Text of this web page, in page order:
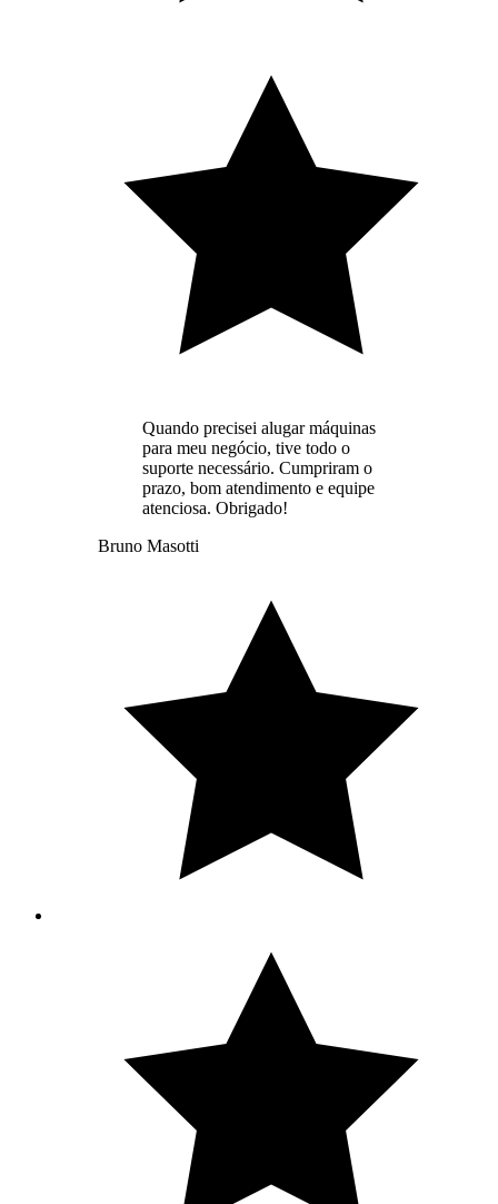
Quando precisei alugar máquinas
para meu negócio, tive todo o
suporte necessário. Cumpriram o
prazo, bom atendimento e equipe
atenciosa. Obrigado!
Bruno Masotti